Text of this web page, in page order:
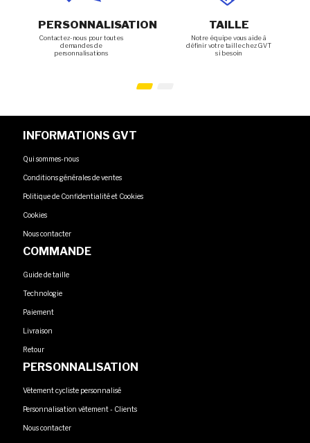
PERSONNALISATION
Contactez-nous pour toutes
demandes de
personnalisations
TAILLE
Notre équipe vous aide à
définir votre taille chez GVT
si besoin
INFORMATIONS GVT
Qui sommes-nous
Conditions générales de ventes
Politique de Confidentialité et Cookies
Cookies
Nous contacter
COMMANDE
Guide de taille
Technologie
Paiement
Livraison
Retour
PERSONNALISATION
Vêtement cycliste personnalisé
Personnalisation vêtement - Clients
Nous contacter